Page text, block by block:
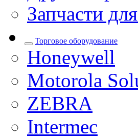
Запчасти
Торговое оборудование
Honeywell
Motorola
ZEBRA
Intermec